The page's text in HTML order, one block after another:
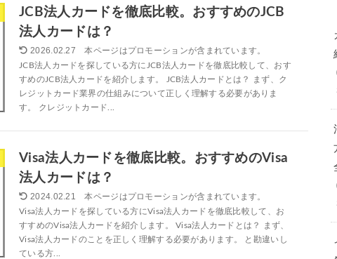
JCB法人カードを徹底比較。おすすめのJCB
法人カードは？
2026.02.27
JCB法人カードを探している方にJCB法人カードを徹底比較して、おす
すめのJCB法人カードを紹介します。 JCB法人カードとは？ まず、ク
レジットカード業界の仕組みについて正しく理解する必要がありま
す。 クレジットカード...
Visa法人カードを徹底比較。おすすめのVisa
法人カードは？
2024.02.21
Visa法人カードを探している方にVisa法人カードを徹底比較して、お
すすめのVisa法人カードを紹介します。 Visa法人カードとは？ まず、
Visa法人カードのことを正しく理解する必要があります。 と勘違いし
ている方...